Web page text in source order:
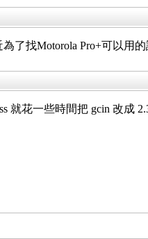
了找Motorola Pro+可以用
就花一些時間把 gcin 改成